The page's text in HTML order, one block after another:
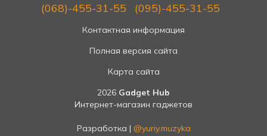
(068)-455-31-55 (095)-455-31-55
Контактная информация
Полная версия сайта
Карта сайта
2026 Gadget Hub
Интернет-магазин гаджетов
Разработка | @yuriy.muzyka